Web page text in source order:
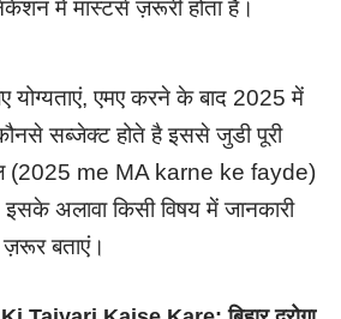
में मास्टर्स ज़रूरी होता है।
योग्यताएं, एमए करने के बाद 2025 में
सब्जेक्ट होते है इससे जुडी पूरी
(2025 me MA karne ke fayde)
अलावा किसी विषय में जानकारी
ज़रूर बताएं।